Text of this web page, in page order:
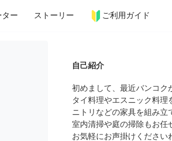
ター ストーリー ご利用ガイド
趣味・習い事 ペット 料理
自己紹介
初めまして、最近バンコク
タイ料理やエスニック料
ニトリなどの家具を組み立
室内清掃や庭の掃除もお任
お気軽にお声掛けください